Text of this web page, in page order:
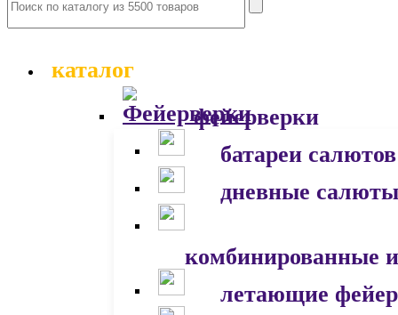
каталог
фейерверки
батареи салютов
дневные салюты
комбинированные
летающие